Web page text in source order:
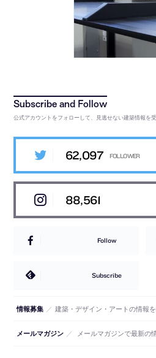
公式アカウントをフォローして、見逃せない建築情報を受
62,097
88,561
Follow
Subscribe
情報募集 ／ 建築・デザイン・アートの情報
メールマガジン ／ メールマガジンで最新の